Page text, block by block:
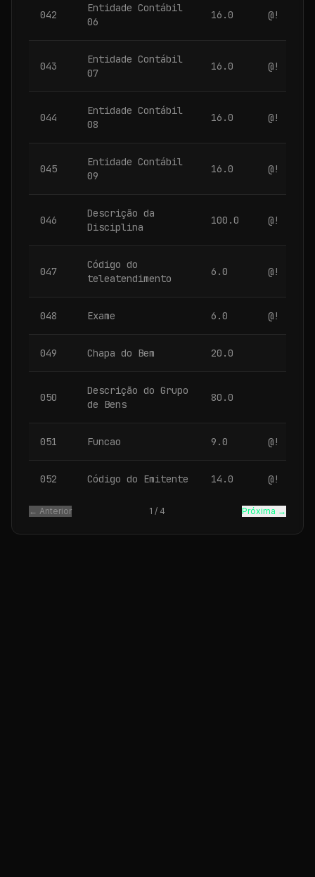
042
Entidade Contábil
06
16.0 @!
043
Entidade Contábil
07
16.0 @!
044
Entidade Contábil
08
16.0 @!
045
Entidade Contábil
09
16.0 @!
046
Descrição da
Disciplina
100.0 @!
047
Código do
teleatendimento
6.0 @!
048 Exame 6.0 @!
049 Chapa do Bem 20.0
050
Descrição do Grupo
de Bens
80.0
051 Funcao 9.0 @!
052 Código do Emitente 14.0 @!
← Anterior 1 / 4 Próxima →